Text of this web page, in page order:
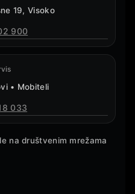
19, Visoko
900
• Mobiteli
033
na društvenim mrežama